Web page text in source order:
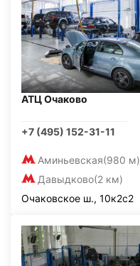
АТЦ Очаково
+7 (495) 152-31-11
Аминьевская(980 м)
Давыдково(2 км)
Очаковское ш., 10к2с2